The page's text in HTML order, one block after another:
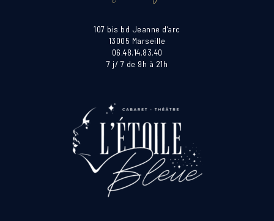
107 bis bd Jeanne d’arc
13005 Marseille
06.48.14.83.40
7 j/ 7 de 9h à 21h